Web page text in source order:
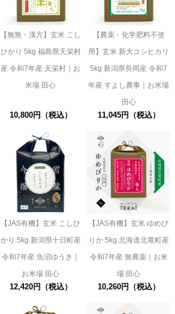
【無無・漢方】玄米 こし
ひかり 5kg 福島県天栄村
産 令和7年産 天栄村｜お
米場 田心
10,800円（税込）
【農薬・化学肥料不使
用】玄米 新大コシヒカリ
5kg 新潟県長岡産 令和7
年産 すよし農事｜お米場
田心
11,045円（税込）
【JAS有機】玄米 こしひ
かり 5kg 新潟県十日町産
令和7年産 魚沼ゆうき｜
お米場 田心
12,420円（税込）
【JAS有機】玄米 ゆめぴ
りか 5kg 北海道北竜町産
令和7年産 無農薬｜お米
場 田心
10,260円（税込）